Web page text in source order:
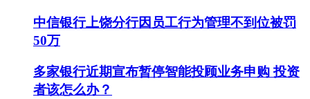
中信银行上饶分行因员工行为管理不到位被罚
50万
多家银行近期宣布暂停智能投顾业务申购 投资
者该怎么办？